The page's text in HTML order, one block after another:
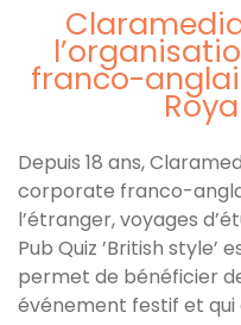
franco-
Depuis 18 ans,
corporate franco-
l’étranger, voyages
Pub Quiz ’British style’
permet de bénéficier
événement festif et qui